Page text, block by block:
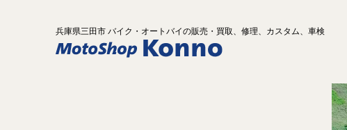
兵庫県三田市 バイク ・オートバイの販売・買取、修理、カスタム、車検